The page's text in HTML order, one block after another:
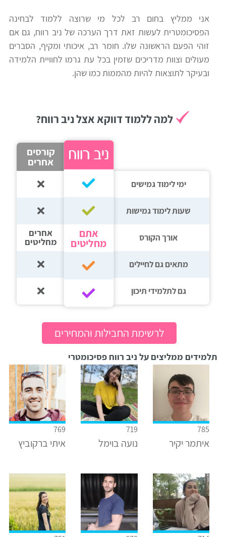
אני ממליץ בחום רב לכל מי שרוצה ללמוד לבחינה
הפסיכומטרית לעשות זאת דרך הערכה של ניב רווח, גם אם
זוהי הפעם הראשונה שלו. חומר רב, איכותי ומקיף, הסברים
מעולים וצוות מדריכים שזמין בכל עת גרמו לחוויית הלמידה
ובעיקר לתוצאות להיות מהממות כמו שהן.
למה ללמוד דווקא אצל ניב רווח?
ימי לימוד גמישים
שעות לימוד גמישות
אורך הקורס
מתאים גם לחיילים
גם לתלמידי תיכון‎‏
אתם
מחליטים
קורסים
אחרים
אחרים
מחליטים
לרשימת החבילות והמחירים
תלמידים ממליצים על ניב רווח פסיכומטרי
785
איתמר יקיר
719
נועה בוימל
769
איתי ברקוביץ